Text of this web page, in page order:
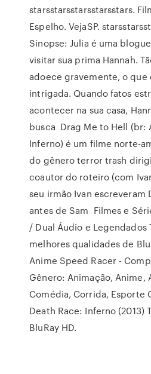
starsstarsstarsstarsstars.
Espelho. VejaSP.
Sinopse: Julia é uma
visitar sua prima Hannah.
adoece gravemente, o que
intrigada. Quando fatos
acontecer na sua casa,
busca Drag Me to Hell (br:
Inferno) é um filme norte-
do gênero terror trash
coautor do roteiro (com
seu irmão Ivan escreveram
antes de Sam Filmes e
/ Dual Áudio e Legendados
melhores qualidades de
Anime Speed Racer -
Gênero: Animação, Anime,
Comédia, Corrida, Esporte
Death Race: Inferno (2013)
BluRay HD.